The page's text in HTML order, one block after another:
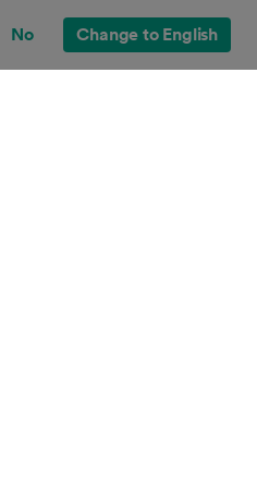
No Change to English